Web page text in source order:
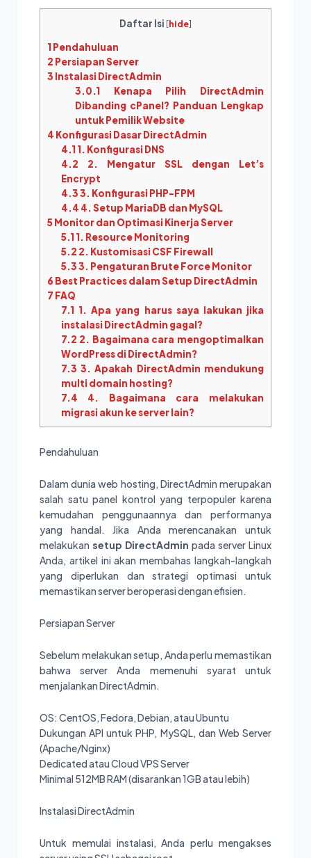
Daftar Isi [hide]
1 Pendahuluan
2 Persiapan Server
3 Instalasi DirectAdmin
3.0.1 Kenapa Pilih DirectAdmin
Dibanding cPanel? Panduan Lengkap
untuk Pemilik Website
4 Konfigurasi Dasar DirectAdmin
4.1 1. Konfigurasi DNS
4.2 2. Mengatur SSL dengan Let’s
Encrypt
4.33. Konfigurasi PHP-FPM
4.4 4. Setup MariaDB dan MySQL
5Monitor dan Optimasi Kinerja Server
5.1 1. Resource Monitoring
5.2 2. Kustomisasi CSF Firewall
5.33. Pengaturan Brute Force Monitor
6 Best Practices dalam Setup DirectAdmin
7 FAQ
7.1 1. Apa yang harus saya lakukan jika
instalasi DirectAdmin gagal?
7.2 2. Bagaimana cara mengoptimalkan
WordPress di DirectAdmin?
7.3 3. Apakah DirectAdmin mendukung
multi domain hosting?
7.4 4. Bagaimana cara melakukan
migrasi akun ke server lain?
Pendahuluan
Dalam dunia web hosting, DirectAdmin merupakan
salah satu panel kontrol yang terpopuler karena
kemudahan penggunaannya dan performanya
yang handal. Jika Anda merencanakan untuk
melakukan setup DirectAdmin pada server Linux
Anda, artikel ini akan membahas langkah-langkah
yang diperlukan dan strategi optimasi untuk
memastikan server beroperasi dengan efisien.
Persiapan Server
Sebelum melakukan setup, Anda perlu memastikan
bahwa server Anda memenuhi syarat untuk
menjalankan DirectAdmin.
OS: CentOS, Fedora, Debian, atau Ubuntu
Dukungan API untuk PHP, MySQL, dan Web Server
(Apache/Nginx)
Dedicated atau Cloud VPS Server
Minimal 512MB RAM (disarankan 1GB atau lebih)
Instalasi DirectAdmin
Untuk memulai instalasi, Anda perlu mengakses